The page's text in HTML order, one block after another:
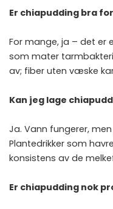
Er chiapudding bra
For mange, ja – det er
som mater
av; fiber uten væske
Kan jeg lage
Ja. Vann fungerer,
Plantedrikker som
konsistens av de
Er chiapudding nok